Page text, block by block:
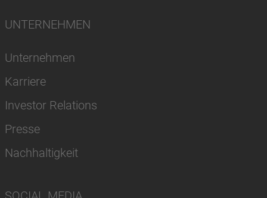
UNTERNEHMEN
Unternehmen
Karriere
Investor Relations
Presse
Nachhaltigkeit